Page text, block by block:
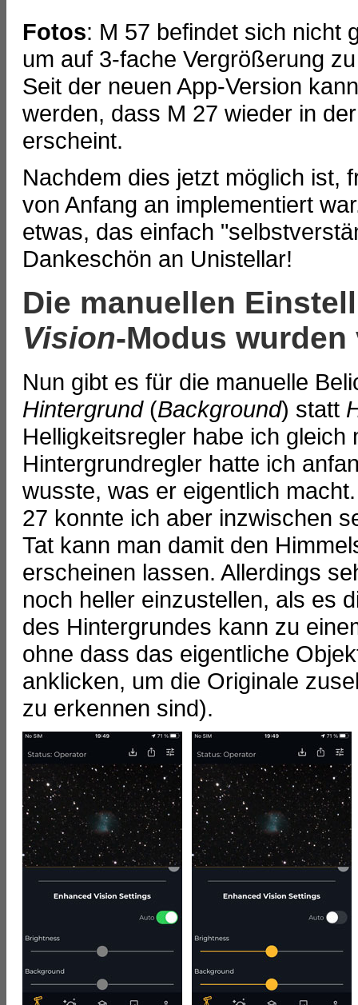
Fotos: M 57 befindet sich nicht
um auf 3-fache Vergrößerung
Seit der neuen App-Version
werden, dass M 27 wieder in
erscheint.
Nachdem dies jetzt möglich ist,
von Anfang an implementiert
etwas, das einfach
Dankeschön an Unistellar!
Die manuellen
Vision-Modus wurden
Nun gibt es für die manuelle
Hintergrund(Background) statt
Helligkeitsregler habe ich
Hintergrundregler hatte ich
wusste, was er eigentlich
27 konnte ich aber inzwischen
Tat kann man damit den
erscheinen lassen. Allerdings
noch heller einzustellen, als es
des Hintergrundes kann zu
ohne dass das eigentliche
anklicken, um die Originale
zu erkennen sind).